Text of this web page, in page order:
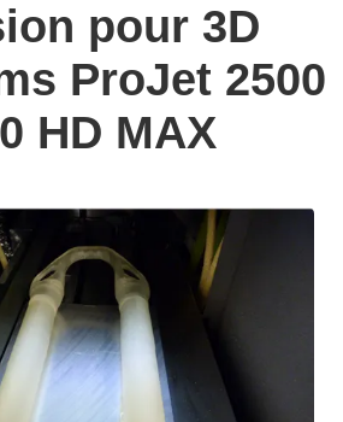
pour 3D
ProJet 2500
HD MAX